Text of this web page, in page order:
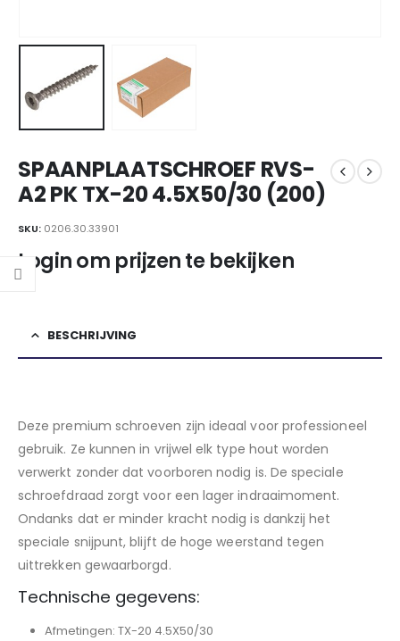
SPAANPLAATSCHROEF RVS-
A2 PK TX-20 4.5X50/30 (200)
SKU: 0206.30.33901
Login om prijzen te bekijken
BESCHRIJVING
Deze premium schroeven zijn ideaal voor professioneel
gebruik. Ze kunnen in vrijwel elk type hout worden
verwerkt zonder dat voorboren nodig is. De speciale
schroefdraad zorgt voor een lager indraaimoment.
Ondanks dat er minder kracht nodig is dankzij het
speciale snijpunt, blijft de hoge weerstand tegen
uittrekken gewaarborgd.
Technische gegevens:
Afmetingen: TX-20 4.5X50/30